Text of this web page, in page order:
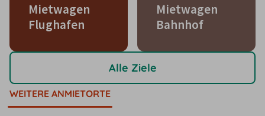
Mietwagen
Flughafen
Mietwagen
Bahnhof
Alle Ziele
WEITERE ANMIETORTE